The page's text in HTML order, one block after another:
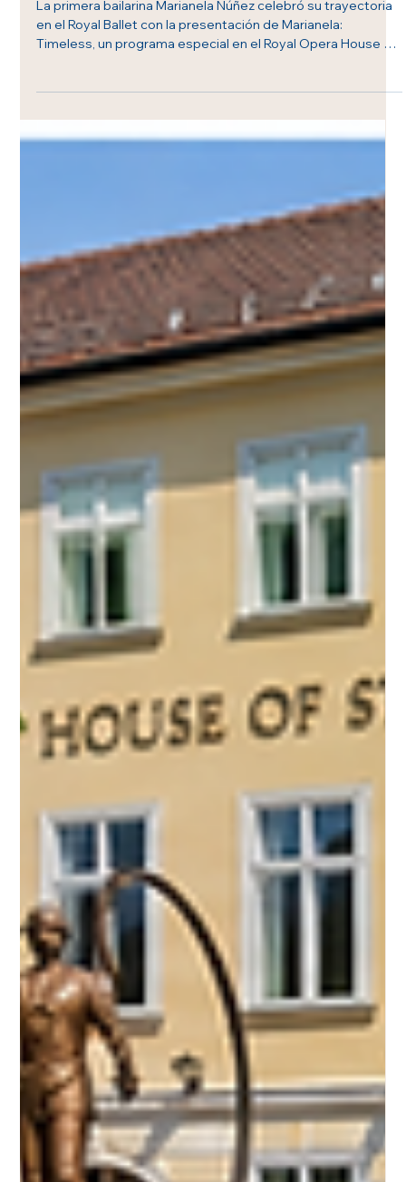
Marianela Núñez celebró su
aniversario en el Royal Ballet con la
presentación de Marianela: Timeless
La primera bailarina Marianela Núñez celebró su trayectoria
en el Royal Ballet con la presentación de Marianela:
hogar artístico durante casi tres décadas. Se trata de su
primer espectáculo concebido especialmente para ella, en
el que además de protagonizar la velada, eligió
personalmente el repertorio que conformó el programa.
Foto: @dancersdiary Lejos de ser un